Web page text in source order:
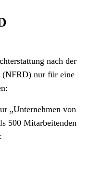
nach der
nur für eine
„Unternehmen von
500 Mitarbeitenden